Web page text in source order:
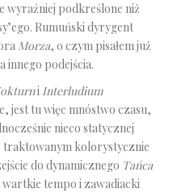
wyraźniej podkreślone niż
Rumuński dyrygent
Morza, o czym pisałem już
innego podejścia.
i Interludium
jest tu więc mnóstwo czasu,
nieco statycznej
kolorystycznie
do dynamicznego Tańca
wartkie tempo i zawadiacki